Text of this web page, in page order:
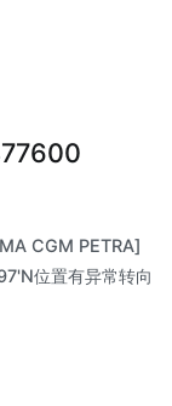
CGM PETRA]
位置有异常转向